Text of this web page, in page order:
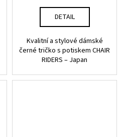
DETAIL
Kvalitní a stylové dámské
černé tričko s potiskem CHAIR
RIDERS – Japan